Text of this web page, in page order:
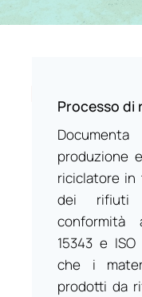
Processo di
produzione
riciclatore in
dei rifiuti
conformità
15343 e
che i
prodotti da